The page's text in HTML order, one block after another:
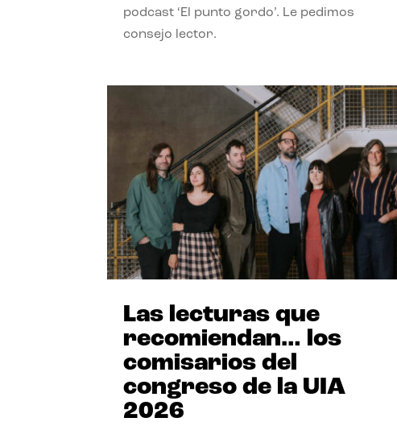
podcast ‘El punto gordo’. Le pedimos
consejo lector.
Las lecturas que
recomiendan… los
comisarios del
congreso de la UIA
2026